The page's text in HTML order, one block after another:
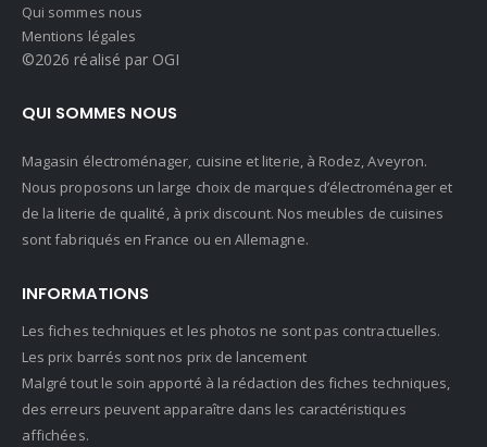
Qui sommes nous
Mentions légales
©2026 réalisé par OGI
QUI SOMMES NOUS
Magasin électroménager, cuisine et literie, à Rodez, Aveyron.
Nous proposons un large choix de marques d’électroménager et
de la literie de qualité, à prix discount. Nos meubles de cuisines
sont fabriqués en France ou en Allemagne.
INFORMATIONS
Les fiches techniques et les photos ne sont pas contractuelles.
Les prix barrés sont nos prix de lancement
Malgré tout le soin apporté à la rédaction des fiches techniques,
des erreurs peuvent apparaître dans les caractéristiques
affichées.